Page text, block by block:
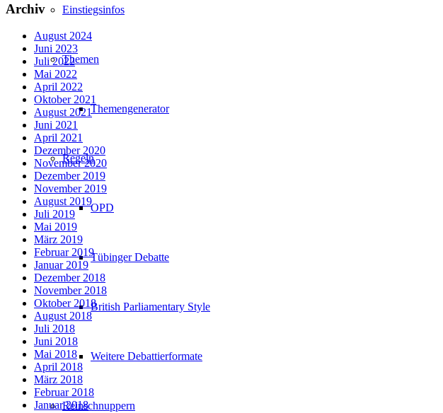
Einstiegsinfos
Themen
Themengenerator
Regeln
OPD
Tübinger Debatte
British Parliamentary Style
Weitere Debattierformate
Reinschnuppern
Archiv
August 2024
Juni 2023
Juli 2022
Mai 2022
April 2022
Oktober 2021
August 2021
Juni 2021
April 2021
Dezember 2020
November 2020
Dezember 2019
November 2019
August 2019
Juli 2019
Mai 2019
März 2019
Februar 2019
Januar 2019
Dezember 2018
November 2018
Oktober 2018
August 2018
Juli 2018
Juni 2018
Mai 2018
April 2018
März 2018
Februar 2018
Januar 2018